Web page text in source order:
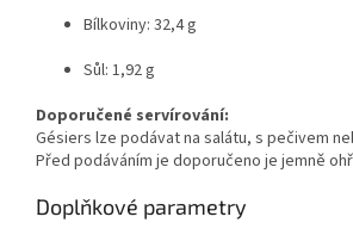
Bílkoviny: 32,4 g
Sůl: 1,92 g
Doporučené servírování:
Gésiers lze podávat na salátu, s pečivem
Před podáváním je doporučeno je jemně
Doplňkové parametry